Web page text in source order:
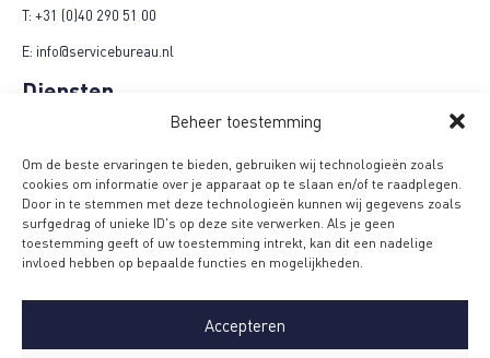
Beheer toestemming
Om de beste ervaringen te bieden, gebruiken wij technologieën zoals
cookies om informatie over je apparaat op te slaan en/of te raadplegen.
Door in te stemmen met deze technologieën kunnen wij gegevens zoals
surfgedrag of unieke ID's op deze site verwerken. Als je geen
toestemming geeft of uw toestemming intrekt, kan dit een nadelige
invloed hebben op bepaalde functies en mogelijkheden.
Accepteren
T: +31 (0)40 290 51 00
E: info@servicebureau.nl
Diensten
E-Fulfilment Plus
Refund-Repair-Return
Cashback campagnes
Product + campagnes
Loyalty campagnes
Menu
Beveiligingsmaatregelen